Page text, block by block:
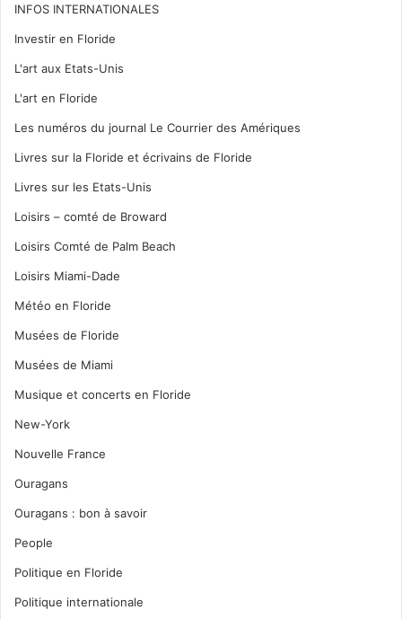
INFOS INTERNATIONALES
Investir en Floride
L'art aux Etats-Unis
L'art en Floride
Les numéros du journal Le Courrier des Amériques
Livres sur la Floride et écrivains de Floride
Livres sur les Etats-Unis
Loisirs – comté de Broward
Loisirs Comté de Palm Beach
Loisirs Miami-Dade
Météo en Floride
Musées de Floride
Musées de Miami
Musique et concerts en Floride
New-York
Nouvelle France
Ouragans
Ouragans : bon à savoir
People
Politique en Floride
Politique internationale